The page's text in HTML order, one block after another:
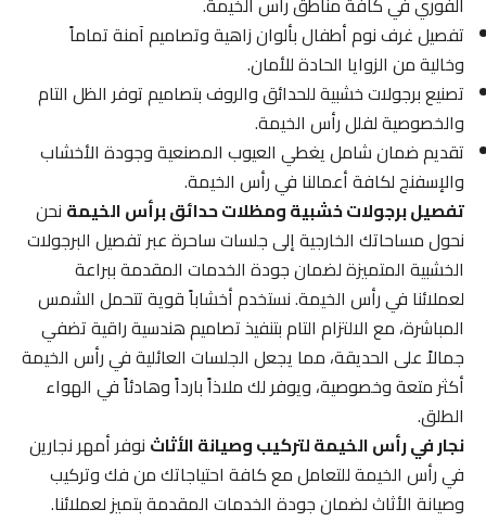
تفصيل غرف نوم أطفال بألوان زاهية وتصاميم آمنة تماماً
وخالية من الزوايا الحادة للأمان.
تصنيع برجولات خشبية للحدائق والروف بتصاميم توفر الظل التام
والخصوصية لفلل رأس الخيمة.
تقديم ضمان شامل يغطي العيوب المصنعية وجودة الأخشاب
والإسفنج لكافة أعمالنا في رأس الخيمة.
تفصيل برجولات خشبية ومظلات حدائق برأس الخيمةنحن
نحول مساحاتك الخارجية إلى جلسات ساحرة عبر تفصيل البرجولات
الخشبية المتميزة لضمان جودة الخدمات المقدمة ببراعة
لعملائنا في رأس الخيمة. نستخدم أخشاباً قوية تتحمل الشمس
المباشرة، مع الالتزام التام بتنفيذ تصاميم هندسية راقية تضفي
جمالاً على الحديقة، مما يجعل الجلسات العائلية في رأس الخيمة
أكثر متعة وخصوصية، ويوفر لك ملاذاً بارداً وهادئاً في الهواء
الطلق.
نجار في رأس الخيمة لتركيب وصيانة الأثاثنوفر أمهر نجارين
في رأس الخيمة للتعامل مع كافة احتياجاتك من فك وتركيب
وصيانة الأثاث لضمان جودة الخدمات المقدمة بتميز لعملائنا.